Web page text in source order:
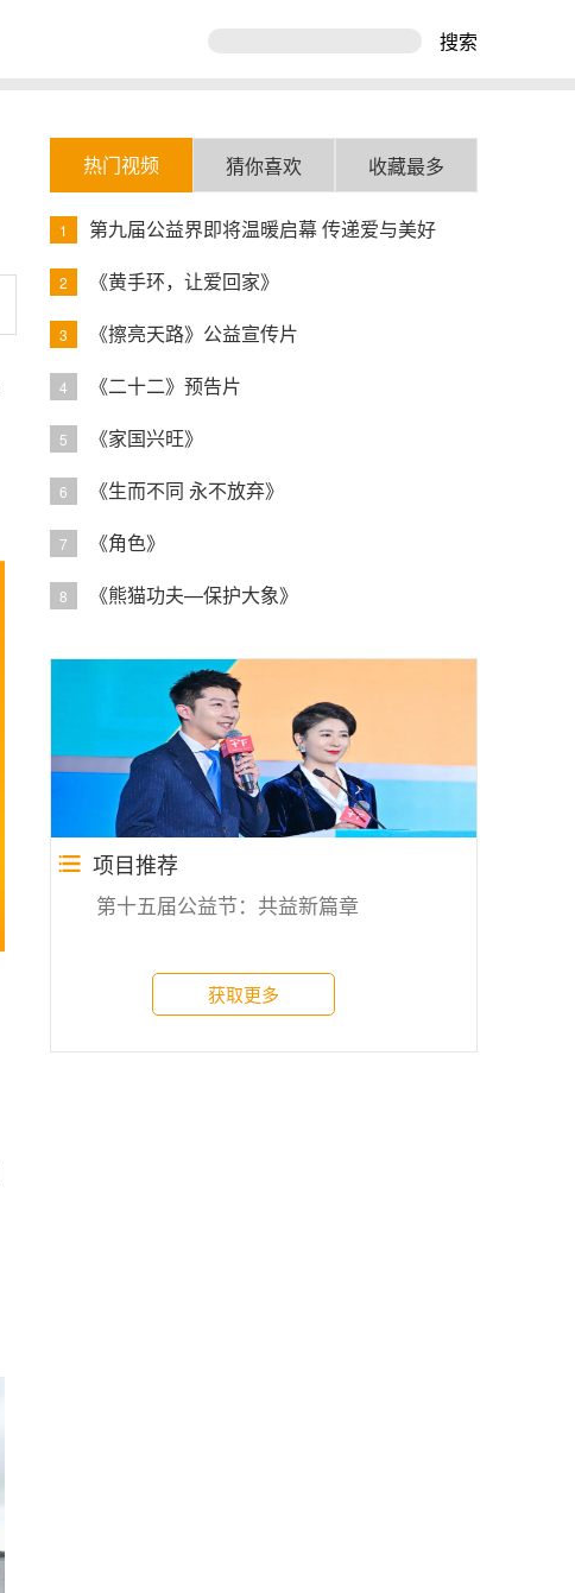
搜索
热门视频 猜你喜欢 收藏最多
1 第九届公益界即将温暖启幕 传递爱与美好
2 《黄手环，让爱回家》
3 《擦亮天路》公益宣传片
4 《二十二》预告片
5 《家国兴旺》
6 《生而不同 永不放弃》
7 《角色》
8 《熊猫功夫—保护大象》
项目推荐
第十五届公益节：共益新篇章
获取更多